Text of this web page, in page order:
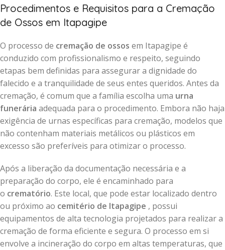
Procedimentos e Requisitos para a Cremação
de Ossos em Itapagipe
O processo de cremação de ossos em Itapagipe é
conduzido com profissionalismo e respeito, seguindo
etapas bem definidas para assegurar a dignidade do
falecido e a tranquilidade de seus entes queridos. Antes da
cremação, é comum que a família escolha uma urna
funerária adequada para o procedimento. Embora não haja
exigência de urnas específicas para cremação, modelos que
não contenham materiais metálicos ou plásticos em
excesso são preferíveis para otimizar o processo.
Após a liberação da documentação necessária e a
preparação do corpo, ele é encaminhado para
o crematório. Este local, que pode estar localizado dentro
ou próximo ao cemitério de Itapagipe , possui
equipamentos de alta tecnologia projetados para realizar a
cremação de forma eficiente e segura. O processo em si
envolve a incineração do corpo em altas temperaturas, que